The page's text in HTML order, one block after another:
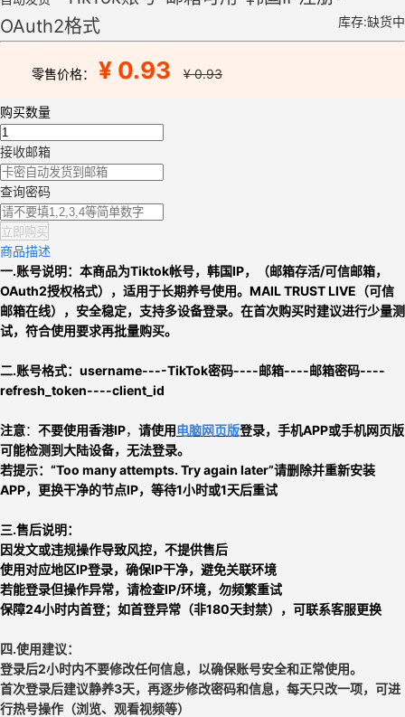
OAuth2格式
库存:缺货中
零售价格： ¥ 0.93 ¥ 0.93
购买数量
接收邮箱
查询密码
立即购买
商品描述
一.账号说明：本商品为Tiktok帐号， 韩国IP，
（邮箱存活/可信邮箱，
OAuth2授权格式），适用于长期养号使用。MAIL TRUST LIVE（可信
邮箱在线）
，安全稳定，支持多设备登录。 在首次购买时建议进行少量测
试，符合使用要求再批量购买。
二.账号格式： username----TikTok密码----邮箱----邮箱密码----
refresh_token----client_id
注意： 不要使用香港IP， 请使用电脑网页版登录， 手机APP或手机网页版
可能检测到大陆设备，无法登录。
若提示： “Too many attempts. Try again later”请删除并重新安装
APP， 更换干净的节点IP， 等待1小时或1天后重试
三.售后说明：
因发文或违规操作导致风控，不提供售后
使用对应地区IP登录，确保IP干净，避免关联环境
若能登录但操作异常，请检查IP/环境，勿频繁重试
保障24小时内首登；如首登异常（非180天封禁），可联系客服更换
四.使用建议：
登录后2小时内不要修改任何信息，以确保账号安全和正常使用。
首次登录后建议静养3天，再逐步修改密码和信息，每天只改一项， 可进
行热号操作（浏览、观看视频等）